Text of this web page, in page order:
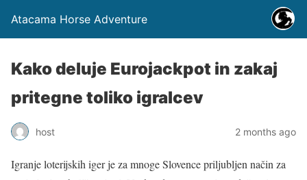
Atacama Horse Adventure
Kako deluje Eurojackpot in zakaj
pritegne toliko igralcev
host 2 months ago
Igranje loterijskih iger je za mnoge Slovence priljubljen način za